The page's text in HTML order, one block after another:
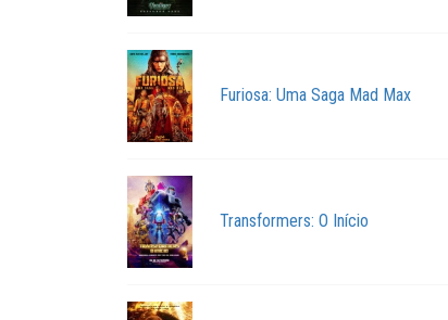
Furiosa: Uma Saga Mad Max
Transformers: O Início